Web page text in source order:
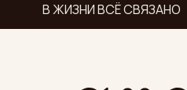
В ЖИЗНИ ВСЁ СВЯЗАНО